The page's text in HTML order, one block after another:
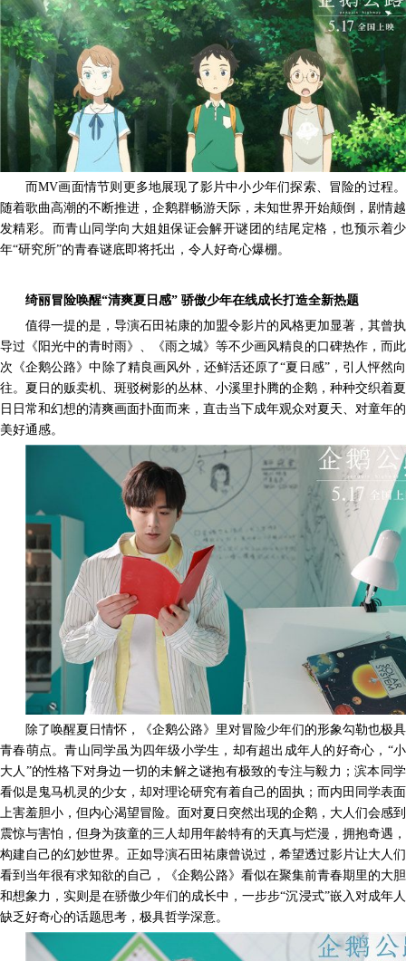
而MV画面情节则更多地展现了影片中小少年们探索、冒险的过程。
随着歌曲高潮的不断推进，企鹅群畅游天际，未知世界开始颠倒，剧情越
发精彩。而青山同学向大姐姐保证会解开谜团的结尾定格，也预示着少
年“研究所”的青春谜底即将托出，令人好奇心爆棚。
绮丽冒险唤醒“清爽夏日感” 骄傲少年在线成长打造全新热题
值得一提的是，导演石田祐康的加盟令影片的风格更加显著，其曾执
导过《阳光中的青时雨》、《雨之城》等不少画风精良的口碑热作，而此
次《企鹅公路》中除了精良画风外，还鲜活还原了“夏日感”，引人怦然向
往。夏日的贩卖机、斑驳树影的丛林、小溪里扑腾的企鹅，种种交织着夏
日 日常和幻想的清爽画面扑面而来，直击当下成年观众对夏天、对童年的
美好通感。
除了唤醒夏日情怀，《企鹅公路》里对冒险少年们的形象勾勒也极具
青春萌点。青山同学虽为四年级小学生，却有超出成年人的好奇心， “小
大人”的性格下对身边一切的未解之谜抱有极致的专注与毅力； 滨本同学
看似是鬼马机灵的少女 ， 却对理论研究有着自己的固执；而 内田同学表面
上害羞胆小 ， 但内心渴望冒险。面对夏日突然出现的企鹅，大人们会感到
震惊与害怕，但身为孩童的三人却用年龄特有的天真与烂漫，拥抱奇遇，
构建自己的幻妙世界。正如导演石田祐康曾说过， 希望透过影片让大人们
看到当年很有求知欲的自己 ，《企鹅公路》看似在聚集前青春期里的大胆
和想象力，实则是在骄傲少年们的成长中，一步步“沉浸式”嵌入对成年人
缺乏好奇心的话题思考，极具哲学深意。